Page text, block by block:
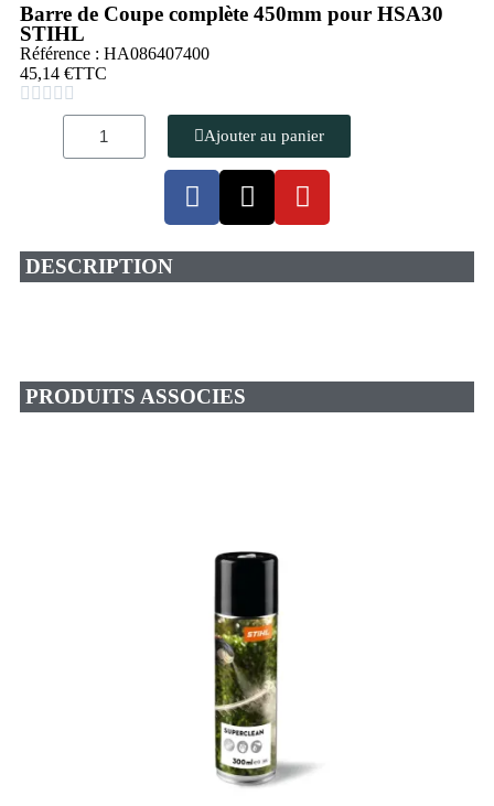
Barre de Coupe complète 450mm pour HSA30
STIHL
Référence : HA086407400
45,14 €TTC
    
Ajouter au panier
DESCRIPTION
PRODUITS ASSOCIES